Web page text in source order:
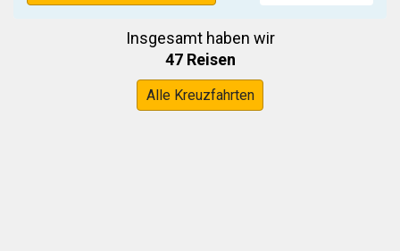
Insgesamt haben wir
47 Reisen
Alle Kreuzfahrten